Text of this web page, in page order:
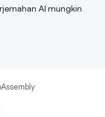
AI mungkin